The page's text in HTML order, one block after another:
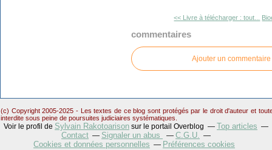
<< Livre à télécharger : tout...
commentaires
Ajouter un commentaire
(c) Copyright 2005-2025 - Les textes de ce blog sont protégés par le droit d'auteur et
interdite sous peine de poursuites judiciaires systématiques.
Voir le profil de Sylvain Rakotoarison sur le portail Overblog
Top articles
Contact
Signaler un abus
C.G.U.
Cookies et données personnelles
Préférences cookies